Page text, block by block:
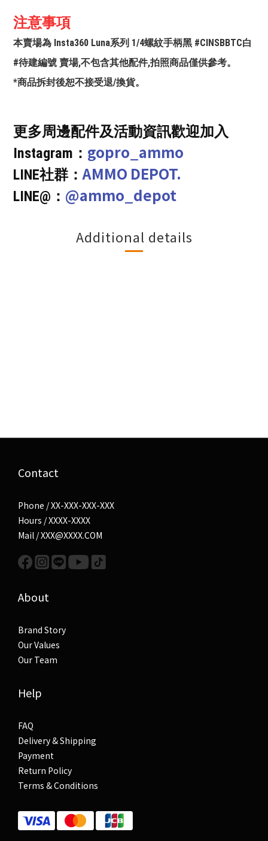
注意事項
本賣場為 Insta360 Luna系列 1/4螺紋手柄黑 #CINSBBTC白
#待建編號 賣場,不包含其他配件,拍照商品僅供參考。
*商品拆封後恕不接受退/換貨。
更多周邊配件及活動資訊歡迎加入
Instagram： gopro_ammo
LINE社群：AMMO DEPOT.
LINE@： @ammo_depot
Additional details
Contact
Phone / XX-XXX-XXX-XXX
Hours / XXXX-XXXX
Mail / XXX@XXXX.COM
About
Brand Story
Our Values
Our Team
Help
FAQ
Delivery & Shipping
Payment
Return Policy
Terms & Conditions